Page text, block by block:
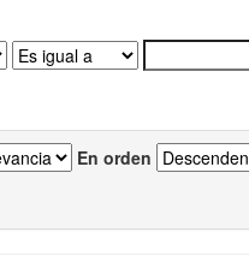
En orden